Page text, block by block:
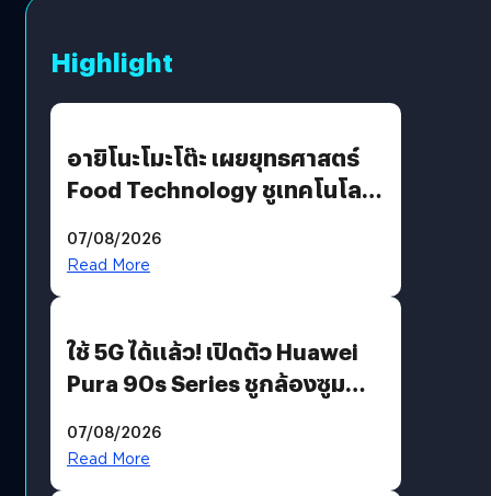
Highlight
อายิโนะโมะโต๊ะ เผยยุทธศาสตร์
Food Technology ชูเทคโนโลยี
บริโภคและ B2B
07/08/2026
Read More
ใช้ 5G ได้แล้ว! เปิดตัว Huawei
Pura 90s Series ชูกล้องซูม
07/08/2026
Read More